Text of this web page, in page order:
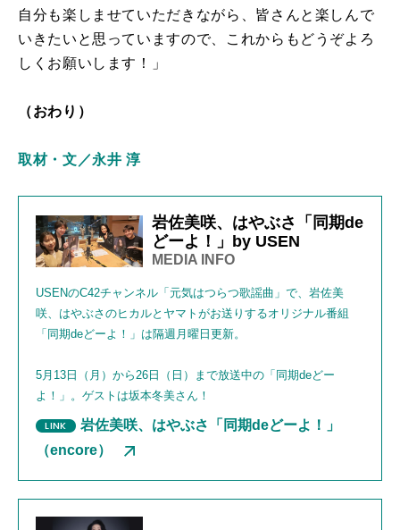
自分も楽しませていただきながら、皆さんと楽しんで
いきたいと思っていますので、これからもどうぞよろ
しくお願いします！」
（おわり）
取材・文／永井 淳
岩佐美咲、はやぶさ「同期de
どーよ！」by USEN
MEDIA INFO
USENのC42チャンネル「元気はつらつ歌謡曲」で、岩佐美
咲、はやぶさのヒカルとヤマトがお送りするオリジナル番組
「同期deどーよ！」は隔週月曜日更新。
5月13日（月）から26日（日）まで放送中の「同期deどー
よ！」。ゲストは坂本冬美さん！
岩佐美咲、はやぶさ「同期deどーよ！」
（encore）